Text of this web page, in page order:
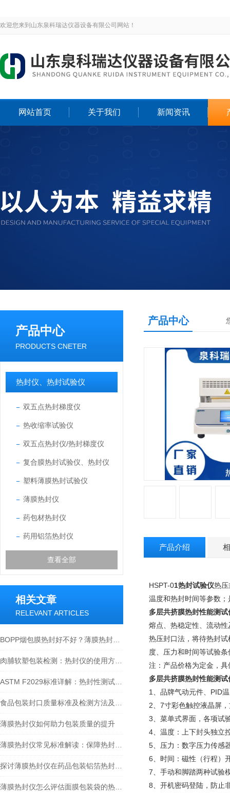
欢迎您来到山东泉科瑞达仪器设备有限公司网站！
网站首页 关于我们 新闻资讯
产品中心
PRODUCTS CNETER
热封仪、热封试验仪
双五点热封梯度仪
热收缩率试验仪
双五点热封仪/热封梯度仪
复合膜热封试验仪、热封仪
塑料薄膜热封试验仪
薄膜热封仪
药包材热封仪
药用铝箔热封仪
查看全部
相关文章
RELEVANT ARTICLES
薄膜热封仪如何助力包装质量的提升
产品中心
产品介绍
HSPT-01热封试验仪热
温度和热封时间等参数
多层共挤膜热封性能测试
熔点、热稳定性、流动
热压封口法，将待热封
度、压力和时间等试验
注：产品价格为定金，
多层共挤膜热封性能测试
1、品牌气动元件、PID
2、7寸彩色触控液晶屏
3、菜单式界面，各项试
4、温度：上下封头独立
5、压力：数字压力传感
6、时间：磁性（行程）
7、手动和脚踏两种试验
8、开机密码登陆，防止